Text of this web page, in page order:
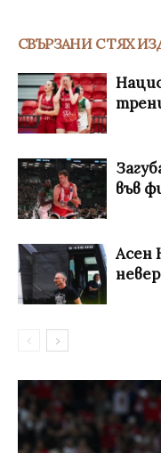
СВЪРЗАНИ С ТЯХ
във
Асен